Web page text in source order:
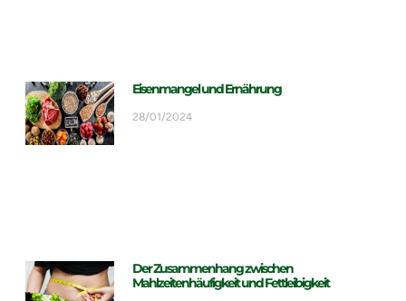
Eisenmangel und Ernährung
28/01/2024
Der Zusammenhang zwischen
Mahlzeitenhäufigkeit und Fettleibigkeit